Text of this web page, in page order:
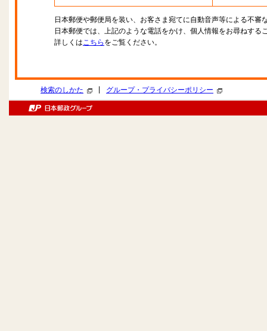
日本郵便や郵便局を装い、お客さま宛てに自動音声等による不審
日本郵便では、上記のような電話をかけ、個人情報をお尋ねする
詳しくはこちら をご覧ください。
検索のしかた グループ・プライバシーポリシー